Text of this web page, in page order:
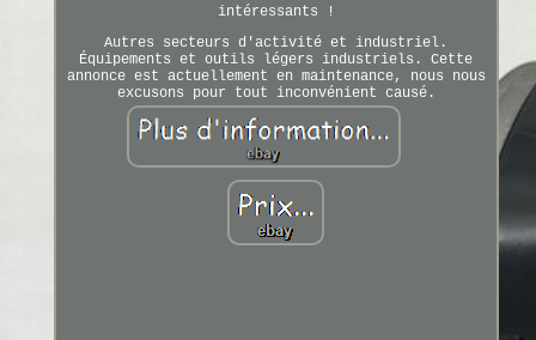
intéressants !
Autres secteurs d'activité et industriel.
Équipements et outils légers industriels. Cette
annonce est actuellement en maintenance, nous nous
excusons pour tout inconvénient causé.